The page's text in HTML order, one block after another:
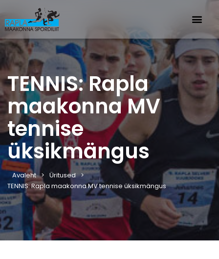
TENNIS: Rapla
maakonna MV
tennise
üksikmängus
Avaleht
Üritused
TENNIS: Rapla maakonna MV tennise üksikmängus